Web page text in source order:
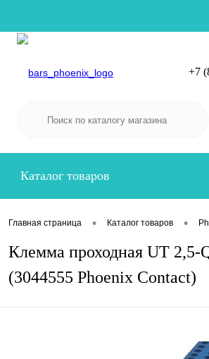
+7
Каталог товаров
Главная страница • Каталог товаров •
Клемма проходная UT 2,5-
(3044555 Phoenix Contact)